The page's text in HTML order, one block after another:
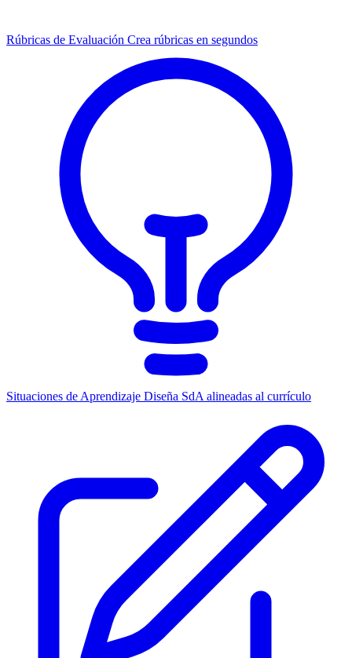
Rúbricas de Evaluación Crea rúbricas en segundos
Situaciones de Aprendizaje Diseña SdA alineadas al currículo